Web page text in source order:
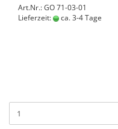
Art.Nr.: GO 71-03-01
Lieferzeit:
ca. 3-4 Tage